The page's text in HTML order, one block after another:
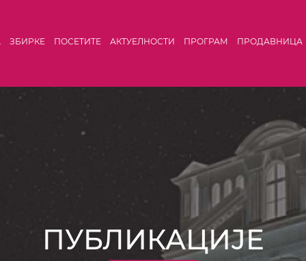
ЗБИРКЕ ПОСЕТИТЕ АКТУЕЛНОСТИ ПРОГРАМ ПРОДАВНИЦА
ПУБЛИКАЦИЈЕ